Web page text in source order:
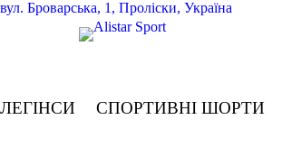
вул. Броварська, 1, Проліски, Україна
ЛЕГІНСИ СПОРТИВНІ ШОРТИ